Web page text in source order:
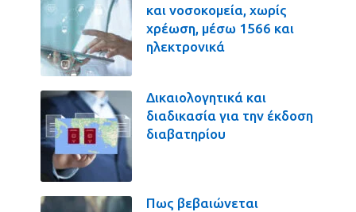
και νοσοκομεία, χωρίς
χρέωση, μέσω 1566 και
ηλεκτρονικά
Δικαιολογητικά και
διαδικασία για την έκδοση
διαβατηρίου
Πως βεβαιώνεται